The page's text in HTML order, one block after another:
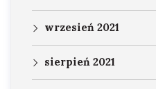
wrzesień 2021
sierpień 2021